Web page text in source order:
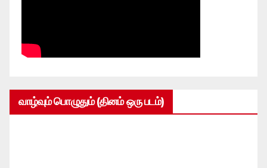
வாழ்வும் பொழுதும் (தினம் ஒரு படம்)